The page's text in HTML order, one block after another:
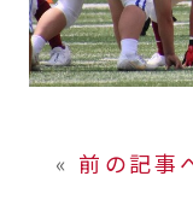
« 前の記事